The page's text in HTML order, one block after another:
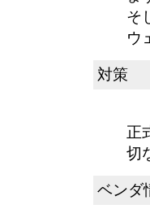
そ
ウ
対策
正
切
ベンダ